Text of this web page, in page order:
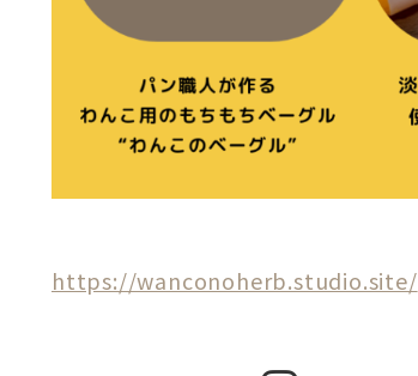
https://wanconoherb.studio.site/